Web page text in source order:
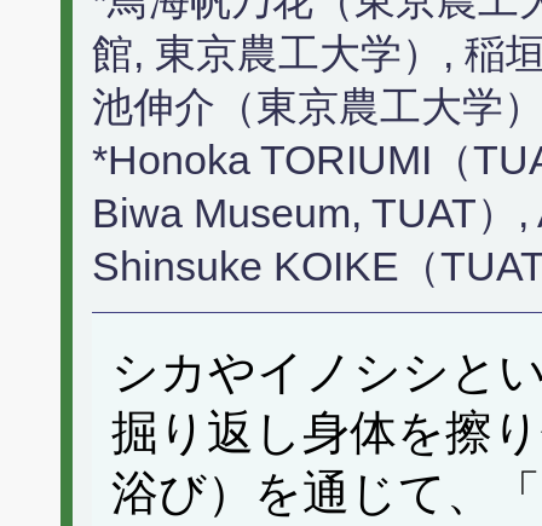
館, 東京農工大学）, 稲
池伸介（東京農工大学
*Honoka TORIUMI（
Biwa Museum, TUAT）
Shinsuke KOIKE（
シカやイノシシと
掘り返し身体を擦
浴び）を通じて、